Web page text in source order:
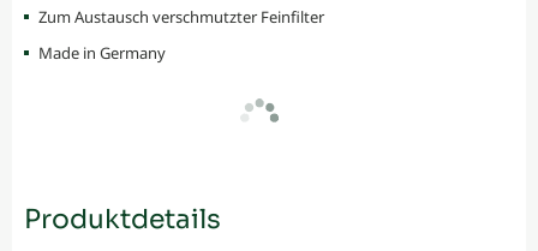
Zum Austausch verschmutzter Feinfilter
Made in Germany
Produktdetails